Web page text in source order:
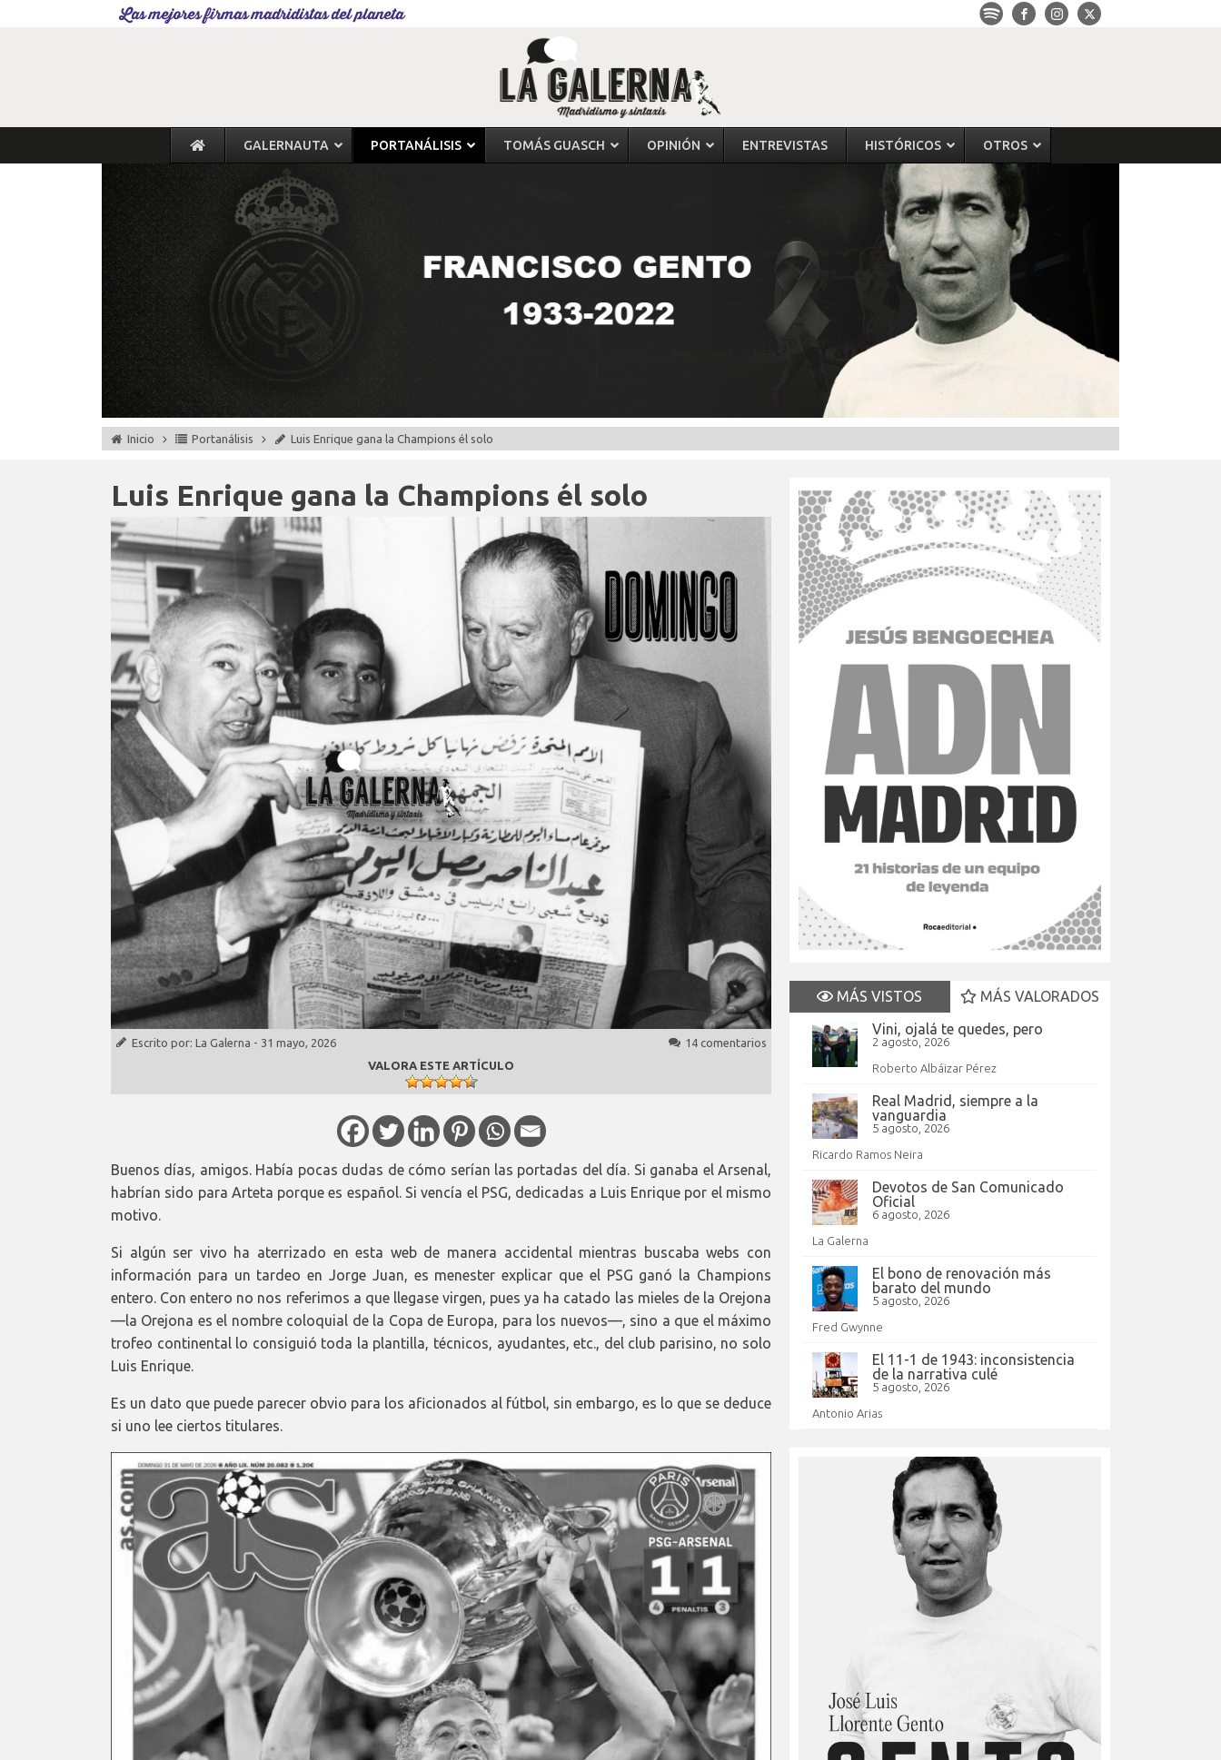
Las mejores firmas madridistas del planeta
GALERNAUTA PORTANÁLISIS TOMÁS GUASCH OPINIÓN ENTREVISTAS HISTÓRICOS OTROS
Inicio Portanálisis Luis Enrique gana la Champions él solo
Luis Enrique gana la Champions él solo
Escrito por: La Galerna - 31 mayo, 2026
14 comentarios
VALORA ESTE ARTÍCULO
Buenos días, amigos. Había pocas dudas de cómo serían las portadas del día. Si ganaba el Arsenal,
habrían sido para Arteta porque es español. Si vencía el PSG, dedicadas a Luis Enrique por el mismo
motivo.
Si algún ser vivo ha aterrizado en esta web de manera accidental mientras buscaba webs con
información para un tardeo en Jorge Juan, es menester explicar que el PSG ganó la Champions
entero. Con entero no nos referimos a que llegase virgen, pues ya ha catado las mieles de la Orejona
—la Orejona es el nombre coloquial de la Copa de Europa, para los nuevos—, sino a que el máximo
trofeo continental lo consiguió toda la plantilla, técnicos, ayudantes, etc., del club parisino, no solo
Luis Enrique.
Es un dato que puede parecer obvio para los aficionados al fútbol, sin embargo, es lo que se deduce
si uno lee ciertos titulares.
MÁS VISTOS
MÁS VALORADOS
Vini, ojalá te quedes, pero
2 agosto, 2026
Roberto Albáizar Pérez
Real Madrid, siempre a la
vanguardia
5 agosto, 2026
Ricardo Ramos Neira
Devotos de San Comunicado
Oficial
6 agosto, 2026
La Galerna
El bono de renovación más
barato del mundo
5 agosto, 2026
Fred Gwynne
El 11-1 de 1943: inconsistencia
de la narrativa culé
5 agosto, 2026
Antonio Arias